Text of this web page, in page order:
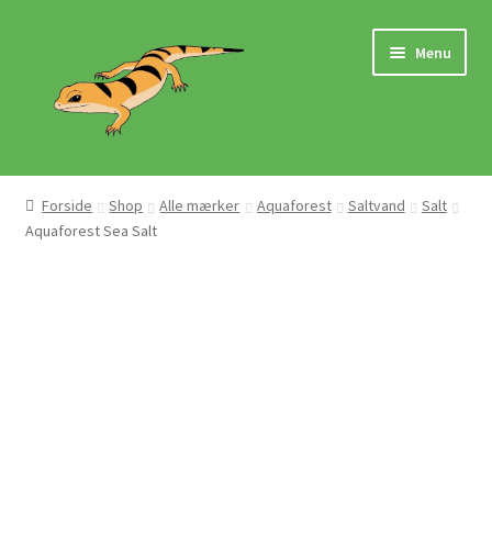
navigation
indhold
Menu
Hjem
Butik
Forside Shop Alle mærker Aquaforest Saltvand
Salt
Aquaforest Sea Salt